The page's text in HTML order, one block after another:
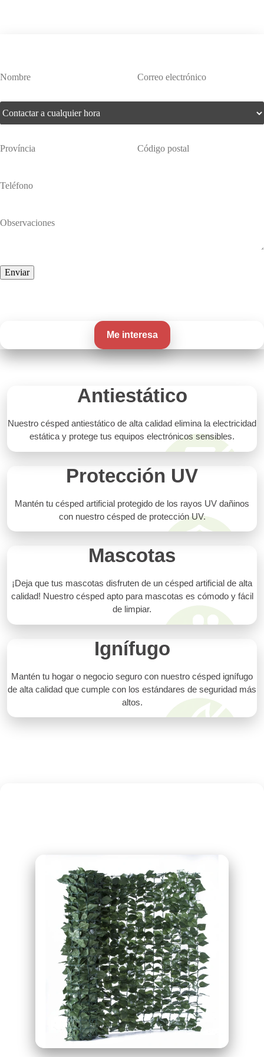
Me interesa
Antiestático
Nuestro césped antiestático de alta calidad elimina la electricidad
estática y protege tus equipos electrónicos sensibles.
Protección UV
Mantén tu césped artificial protegido de los rayos UV dañinos
con nuestro césped de protección UV.
Mascotas
¡Deja que tus mascotas disfruten de un césped artificial de alta
calidad! Nuestro césped apto para mascotas es cómodo y fácil
de limpiar.
Ignífugo
Mantén tu hogar o negocio seguro con nuestro césped ignífugo
de alta calidad que cumple con los estándares de seguridad más
altos.